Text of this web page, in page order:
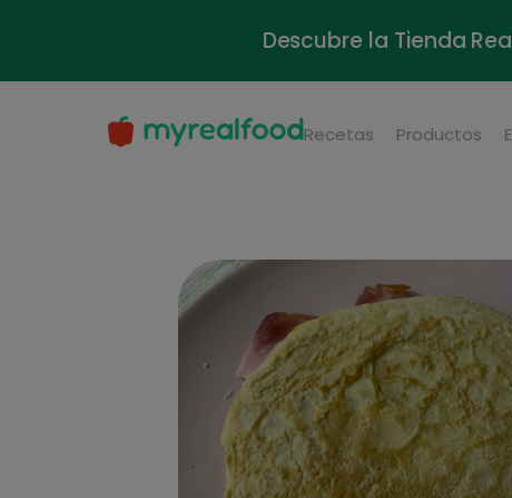
Descubre la Tienda
Recetas Productos